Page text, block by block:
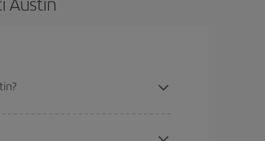
troverai sicuramente il volo più economico.